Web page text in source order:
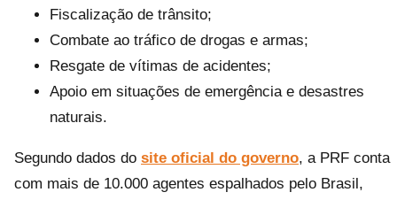
Fiscalização de trânsito;
Combate ao tráfico de drogas e armas;
Resgate de vítimas de acidentes;
Apoio em situações de emergência e desastres
naturais.
Segundo dados do site oficial do governo, a PRF conta
com mais de 10.000 agentes espalhados pelo Brasil,